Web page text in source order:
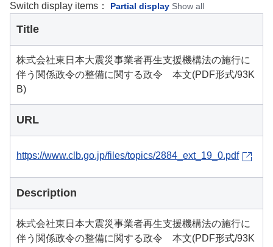
Switch display items： Partial display Show all
Title
株式会社東日本大震災事業者再生支援機構法の施行に
伴う関係政令の整備に関する政令 本文(PDF形式/93K
B)
URL
https://www.clb.go.jp/files/topics/2884_ext_19_0.pdf
Description
株式会社東日本大震災事業者再生支援機構法の施行に
伴う関係政令の整備に関する政令 本文(PDF形式/93K